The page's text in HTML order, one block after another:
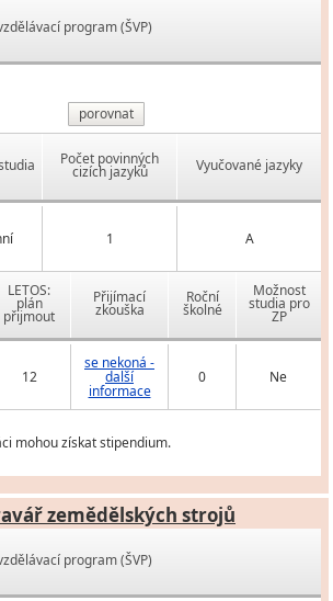
program (ŠVP)
porovnat
Počet povinných
cizích jazyků Vyučované jazyky
1 A
LETOS:
plán
přijmout
Přijímací
zkouška
Roční
školné
Možnost
studia pro
ZP
12
se nekoná -
další
informace
0 Ne
mohou získat stipendium.
zemědělských strojů
program (ŠVP)